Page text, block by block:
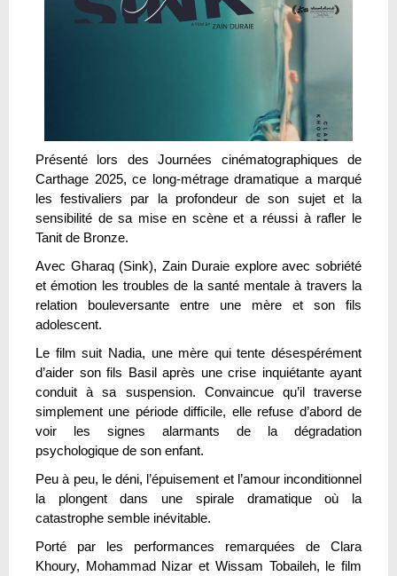
Présenté lors des Journées cinématographiques de
Carthage 2025, ce long-métrage dramatique a marqué
les festivaliers par la profondeur de son sujet et la
sensibilité de sa mise en scène et a réussi à rafler le
Tanit de Bronze.
Avec Gharaq (Sink), Zain Duraie explore avec sobriété
et émotion les troubles de la santé mentale à travers la
relation bouleversante entre une mère et son fils
adolescent.
Le film suit Nadia, une mère qui tente désespérément
d’aider son fils Basil après une crise inquiétante ayant
conduit à sa suspension. Convaincue qu’il traverse
simplement une période difficile, elle refuse d’abord de
voir les signes alarmants de la dégradation
psychologique de son enfant.
Peu à peu, le déni, l’épuisement et l’amour inconditionnel
la plongent dans une spirale dramatique où la
catastrophe semble inévitable.
Porté par les performances remarquées de Clara
Khoury, Mohammad Nizar et Wissam Tobaileh, le film